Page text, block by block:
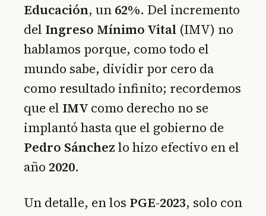
Educación, un 62%. Del incremento
del Ingreso Mínimo Vital (IMV) no
hablamos porque, como todo el
mundo sabe, dividir por cero da
como resultado infinito; recordemos
que el IMV como derecho no se
implantó hasta que el gobierno de
Pedro Sánchez lo hizo efectivo en el
año 2020.
Un detalle, en los PGE-2023, solo con